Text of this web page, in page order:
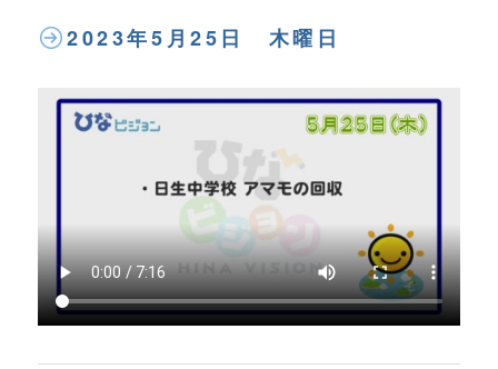
2023年5月25日 木曜日